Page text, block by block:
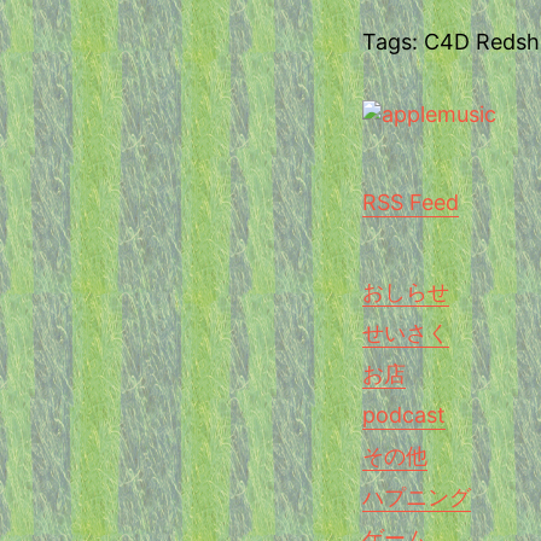
Tags: C4D
RSS Feed
おしらせ
せいさく
お店
podcast
その他
ハプニング